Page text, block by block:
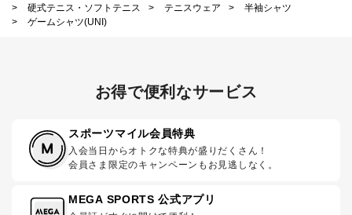
>
硬式テニス・ソフトテニス > テニスウェア >
半袖シャツ
>
ゲームシャツ(UNI)
お得で便利なサービス
スポーツマイル会員特典
入会当日からオトクな特典が盛りだくさん！
会員さま限定のキャンペーンもお見逃しなく。
MEGA SPORTS 公式アプリ